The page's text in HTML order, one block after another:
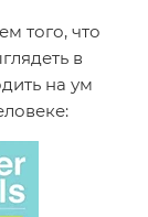
того, что
в
на ум